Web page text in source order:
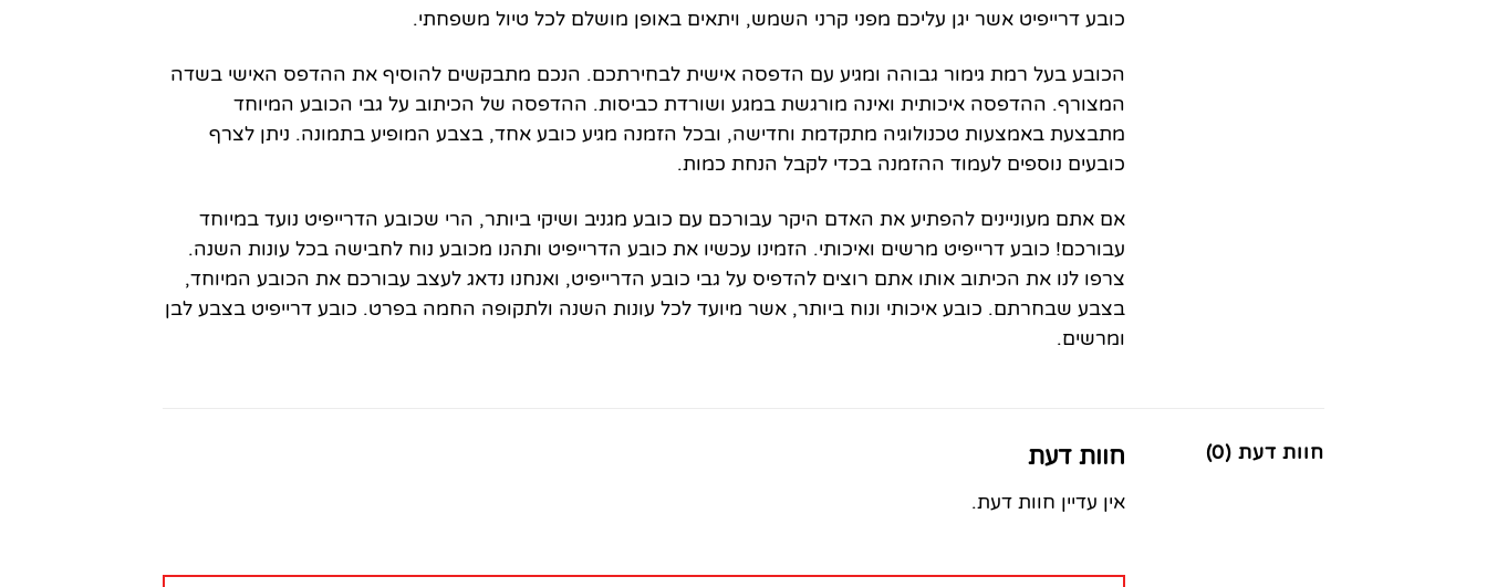
כובע דרייפיט אשר יגן עליכם מפני קרני השמש, ויתאים באופן מושלם לכל טיול משפחתי.
הכובע בעל רמת גימור גבוהה ומגיע עם הדפסה אישית לבחירתכם. הנכם מתבקשים להוסיף את ההדפס האישי בשדה
המצורף. ההדפסה איכותית ואינה מורגשת במגע ושורדת כביסות. ההדפסה של הכיתוב על גבי הכובע המיוחד
מתבצעת באמצעות טכנולוגיה מתקדמת וחדישה, ובכל הזמנה מגיע כובע אחד, בצבע המופיע בתמונה. ניתן לצרף
כובעים נוספים לעמוד ההזמנה בכדי לקבל הנחת כמות.
אם אתם מעוניינים להפתיע את האדם היקר עבורכם עם כובע מגניב ושיקי ביותר, הרי שכובע הדרייפיט נועד במיוחד
עבורכם! כובע דרייפיט מרשים ואיכותי. הזמינו עכשיו את כובע הדרייפיט ותהנו מכובע נוח לחבישה בכל עונות השנה.
צרפו לנו את הכיתוב אותו אתם רוצים להדפיס על גבי כובע הדרייפיט, ואנחנו נדאג לעצב עבורכם את הכובע המיוחד,
בצבע שבחרתם. כובע איכותי ונוח ביותר, אשר מיועד לכל עונות השנה ולתקופה החמה בפרט. כובע דרייפיט בצבע לבן
ומרשים.
חוות דעת (0) חוות דעת
אין עדיין חוות דעת.